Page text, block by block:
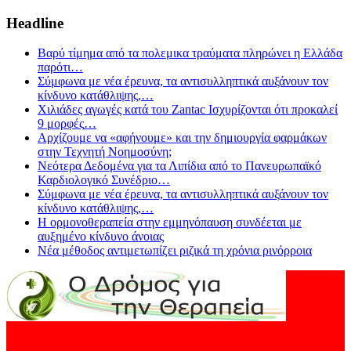
Headline
Βαρύ τίμημα από τα πολεμικα τραύματα πληρώνει η Ελλάδα
παρότι…
Σύμφωνα με νέα έρευνα, τα αντισυλληπτικά αυξάνουν τον
κίνδυνο κατάθλιψης,…
Χιλιάδες αγωγές κατά του Zantac Ισχυρίζονται ότι προκαλεί
9 μορφές…
Αρχίζουμε να «αφήνουμε» και την δημιουργία φαρμάκων
στην Τεχνητή Νοημοσύνη;
Νεότερα Δεδομένα για τα Λιπίδια από το Πανευρωπαϊκό
Καρδιολογικό Συνέδριο…
Σύμφωνα με νέα έρευνα, τα αντισυλληπτικά αυξάνουν τον
κίνδυνο κατάθλιψης,…
Η ορμονοθεραπεία στην εμμηνόπαυση συνδέεται με
αυξημένο κίνδυνο άνοιας
Νέα μέθοδος αντιμετωπίζει ριζικά τη χρόνια ρινόρροια